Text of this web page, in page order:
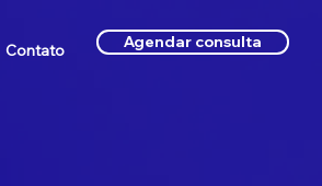
Agendar consulta
Contato